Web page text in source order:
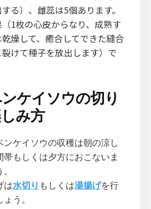
る）、雌蕊は5個あります。
1枚の心皮からなり、成熟す
燥して、癒合してできた縫合
けて種子を放出します）で
ケイソウの切り
み方
ンケイソウの収穫は朝の涼し
帯もしくは夕方におこないま
は水切り もしくは湯揚げを行
ょう。